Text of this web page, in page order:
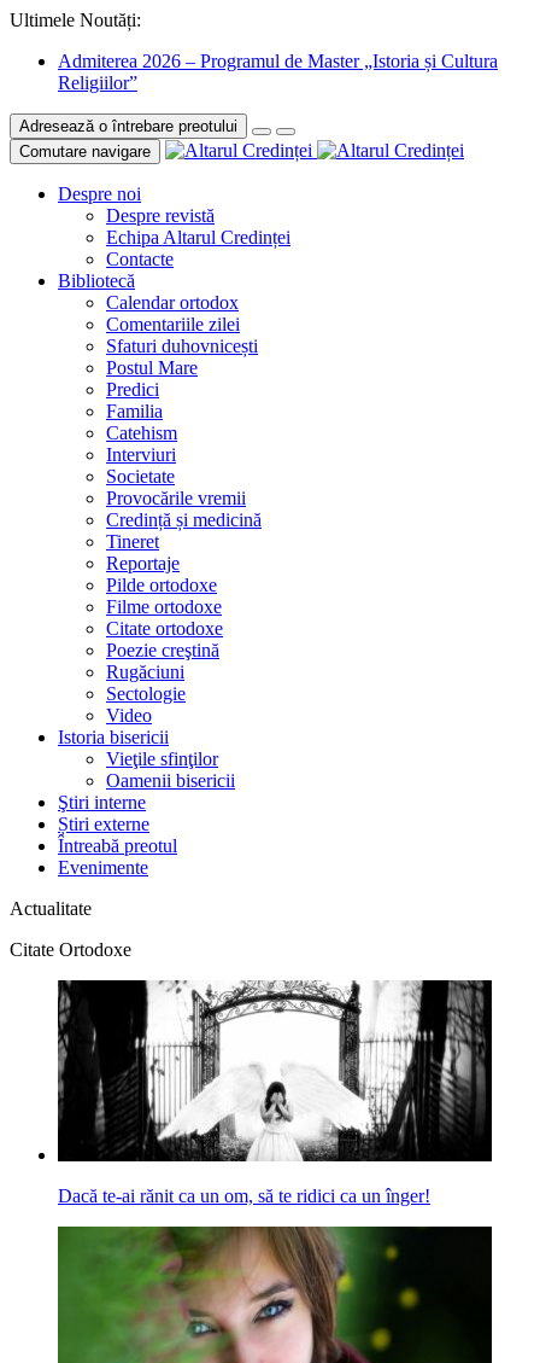
Ultimele Noutăți:
Admiterea 2026 – Programul de Master „Istoria și Cultura
Religiilor”
Adresează o întrebare preotului
Comutare navigare
Despre noi
Despre revistă
Echipa Altarul Credinței
Contacte
Bibliotecă
Calendar ortodox
Comentariile zilei
Sfaturi duhovnicești
Postul Mare
Predici
Familia
Catehism
Interviuri
Societate
Provocările vremii
Credință și medicină
Tineret
Reportaje
Pilde ortodoxe
Filme ortodoxe
Citate ortodoxe
Poezie creştină
Rugăciuni
Sectologie
Video
Istoria bisericii
Vieţile sfinţilor
Oamenii bisericii
Ştiri interne
Știri externe
Întreabă preotul
Evenimente
Actualitate
Citate Ortodoxe
Dacă te-ai rănit ca un om, să te ridici ca un înger!